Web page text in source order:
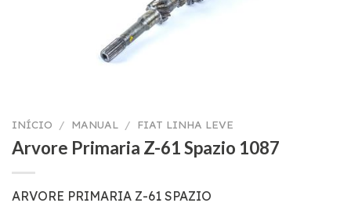
INÍCIO / MANUAL / FIAT LINHA LEVE
Arvore Primaria Z-61 Spazio 1087
ARVORE PRIMARIA Z-61 SPAZIO